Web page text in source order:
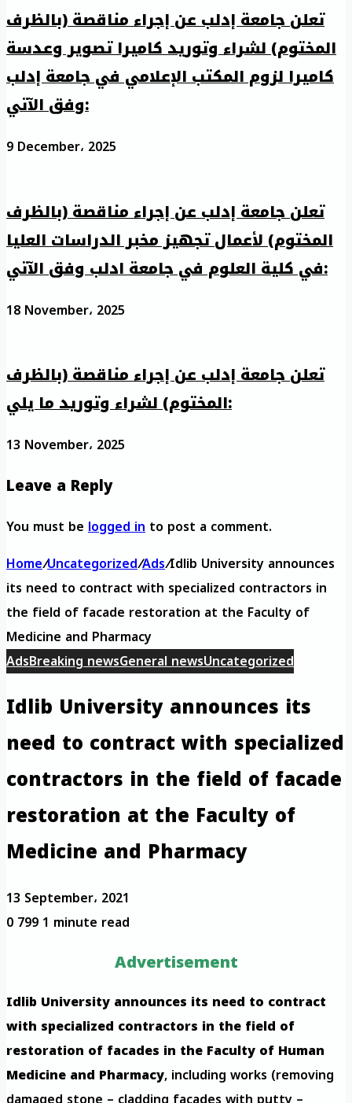
تعلن جامعة إدلب عن إجراء مناقصة (بالظرف
المختوم) لشراء وتوريد كاميرا تصوير وعدسة
كاميرا لزوم المكتب الإعلامي في جامعة إدلب
وفق الآتي:
9 December، 2025
تعلن جامعة إدلب عن إجراء مناقصة (بالظرف
المختوم) لأعمال تجهيز مخبر الدراسات العليا
في كلية العلوم في جامعة ادلب وفق الآتي:
18 November، 2025
تعلن جامعة إدلب عن إجراء مناقصة (بالظرف
المختوم) لشراء وتوريد ما يلي:
13 November، 2025
Leave a Reply
You must belogged into post a comment.
Home/Uncategorized/Ads/Idlib University announces
its need to contract with specialized contractors in
the field of facade restoration at the Faculty of
Medicine and Pharmacy
AdsBreaking newsGeneral newsUncategorized
Idlib University announces its
need to contract with specialized
contractors in the field of facade
restoration at the Faculty of
Medicine and Pharmacy
13 September، 2021
07991 minute read
Advertisement
Idlib University announces its need to contract
with specialized contractors in the field of
restoration of facades in the Faculty of Human
Medicine and Pharmacy, including works (removing